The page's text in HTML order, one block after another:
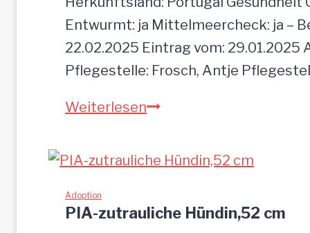
a
c
h
u
ü
g
Entwurmt: ja Mittelmeercheck: ja –
22.02.2025 Eintrag vom: 29.01.2025
Pflegestelle: Frosch, Antje
WeiterlesenM
G
Adoption
PIA-zutrauliche Hündin,52 cm